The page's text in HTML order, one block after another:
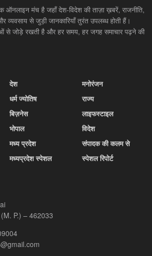
मंच है जहाँ देश-विदेश की ताज़ा ख़बरें, राजनीति,
से जुड़ी जानकारियाँ तुरंत उपलब्ध होती हैं।
से जोड़े रखती है और हर समय, हर जगह समाचार पढ़ने की
देश
धर्म ज्योतिष
बिज़नेस
भोपाल
मध्य प्रदेश
मध्यप्रदेश स्पेशल
मनोरंजन
राज्य
लाइफस्टाइल
विदेश
संपादक की कलम से
स्पेशल रिपोर्ट
P.) – 462033